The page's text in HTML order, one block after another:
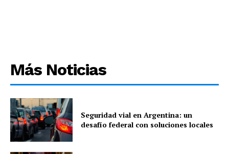
Más Noticias
Seguridad vial en Argentina: un
desafío federal con soluciones locales